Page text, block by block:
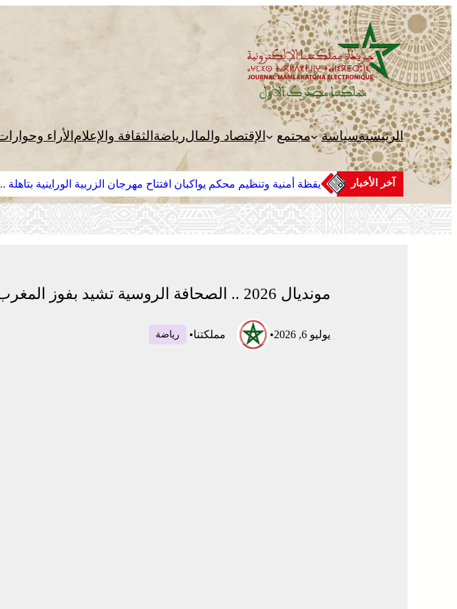
تخطى
إلى
المحتوى
الرئيسيةسياسة مجتمع الإقتصاد والمالرياضة الثقافة والإعلام الأراء
آخر الأخبار يقظة أمنية وتنظيم محكم يواكبان افتتاح مهرجان الزربية الوراينية
مونديال 2026 .. الصحافة الروسية تشيد بفوز المغرب على كندا
يوليو 6, 2026 • مملكتنا• رياضة